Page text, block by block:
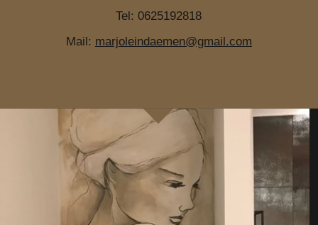
Tel: 0625192818
Mail: marjoleindaemen@gmail.com